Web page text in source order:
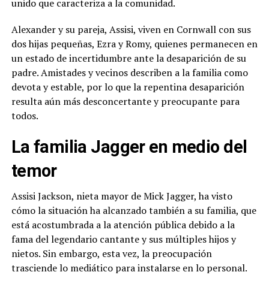
unido que caracteriza a la comunidad.
Alexander y su pareja, Assisi, viven en Cornwall con sus
dos hijas pequeñas, Ezra y Romy, quienes permanecen en
un estado de incertidumbre ante la desaparición de su
padre. Amistades y vecinos describen a la familia como
devota y estable, por lo que la repentina desaparición
resulta aún más desconcertante y preocupante para
todos.
La familia Jagger en medio del
temor
Assisi Jackson, nieta mayor de Mick Jagger, ha visto
cómo la situación ha alcanzado también a su familia, que
está acostumbrada a la atención pública debido a la
fama del legendario cantante y sus múltiples hijos y
nietos. Sin embargo, esta vez, la preocupación
trasciende lo mediático para instalarse en lo personal.